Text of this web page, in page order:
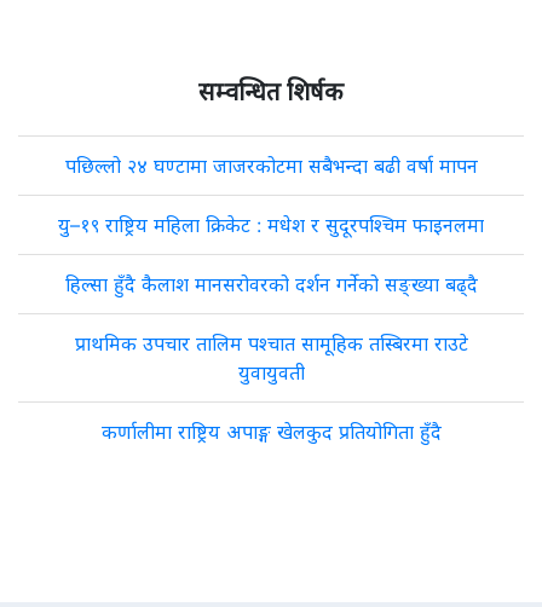
सम्वन्धित शिर्षक
पछिल्लो २४ घण्टामा जाजरकोटमा सबैभन्दा बढी वर्षा मापन
यु–१९ राष्ट्रिय महिला क्रिकेट : मधेश र सुदूरपश्चिम फाइनलमा
हिल्सा हुँदै कैलाश मानसरोवरको दर्शन गर्नेको सङ्ख्या बढ्दै
प्राथमिक उपचार तालिम पश्चात सामूहिक तस्बिरमा राउटे
युवायुवती
कर्णालीमा राष्ट्रिय अपाङ्ग खेलकुद प्रतियोगिता हुँदै